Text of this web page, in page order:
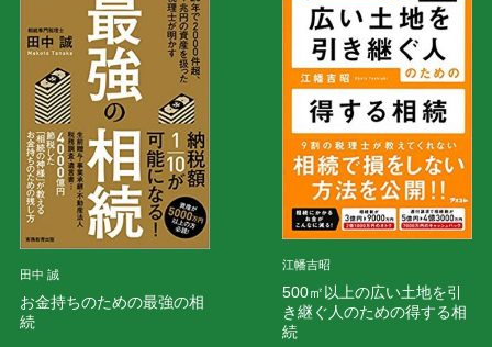
田中 誠
お金持ちのための最強の相
続
江幡吉昭
500㎡以上の広い土地を引
き継ぐ人のための得する相
続